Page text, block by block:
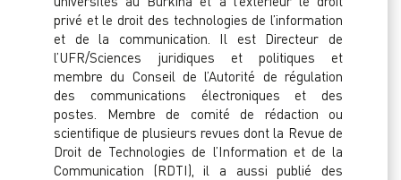
privé et le droit des technologies de l’information
et de la communication. Il est Directeur de
l’UFR/Sciences juridiques et politiques et
membre du Conseil de l’Autorité de régulation
des communications électroniques et des
postes. Membre de comité de rédaction ou
scientifique de plusieurs revues dont la Revue de
Droit de Technologies de l’Information et de la
Communication (RDTI), il a aussi publié des